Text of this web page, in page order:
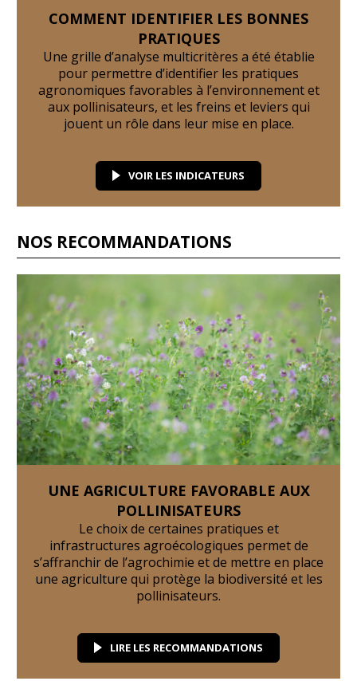
COMMENT IDENTIFIER LES BONNES
PRATIQUES
Une grille d’analyse multicritères a été établie
pour permettre d’identifier les pratiques
agronomiques favorables à l’environnement et
aux pollinisateurs, et les freins et leviers qui
jouent un rôle dans leur mise en place.
VOIR LES INDICATEURS
NOS RECOMMANDATIONS
UNE AGRICULTURE FAVORABLE AUX
POLLINISATEURS
Le choix de certaines pratiques et
infrastructures agroécologiques permet de
s’affranchir de l’agrochimie et de mettre en place
une agriculture qui protège la biodiversité et les
pollinisateurs.
LIRE LES RECOMMANDATIONS